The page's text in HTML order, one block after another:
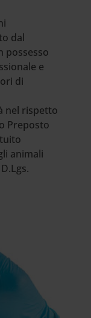
dal
possesso
e
di
nel rispetto
Preposto
animali